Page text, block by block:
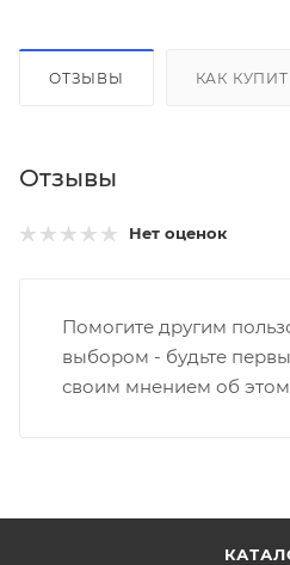
ОТЗЫВЫ КАК
Отзывы
Нет оценок
Помогите другим
выбором - будьте
своим мнением об